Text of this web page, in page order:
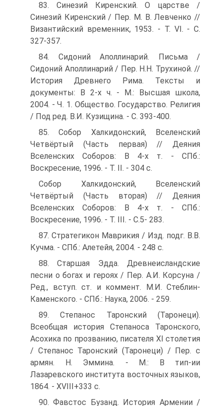
83. Синезий Киренский. О царстве /
Синезий Киренский / Пер. М. В. Левченко //
Византийский временник, 1953. - Т. VI. - С.
327-357.
84. Сидоний Аполлинарий. Письма /
Сидоний Аполлинарий / Пер. Н.Н. Трухиной. //
История Древнего Рима. Тексты и
документы: В 2-х ч. - М.: Высшая школа,
2004. - Ч. 1. Общество. Государство. Религия
/ Под ред. В.И. Кузищина. - С. 393-400.
85. Собор Халкидонский, Вселенский
Четвёртый (Часть первая) // Деяния
Вселенских Соборов: В 4-х т. - СПб.:
Воскресение, 1996. - Т. II. - 304 с.
Собор Халкидонский, Вселенский
Четвёртый (Часть вторая) // Деяния
Вселенских Соборов: В 4-х т. - СПб.:
Воскресение, 1996. - Т. III. - С.5- 283.
87. Стратегикон Маврикия / Изд. подг. В.В.
Кучма. - СПб.: Алетейя, 2004. - 248 с.
88. Старшая Эдда. Древнеисландские
песни о богах и героях / Пер. А.И. Корсуна /
Ред., вступ. ст. и коммент. М.И. Стеблин-
Каменского. - СПб.: Наука, 2006. - 259.
89. Степанос Таронский (Таронеци).
Всеобщая история Степаноса Таронского,
Асохика по прозванию, писателя ХІ столетия
/ Степанос Таронский (Таронеци) / Пер. с
армян. Н. Эммина. - М.: В тип-ии
Лазаревского института восточных языков,
1864. - XVIII+333 с.
90. Фавстос Бузанд. История Армении /